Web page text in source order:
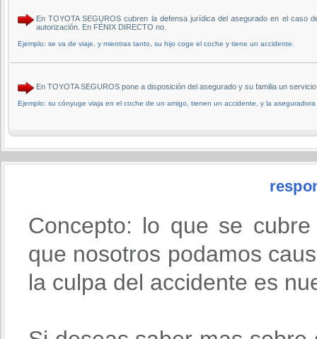
En TOYOTA SEGUROS cubren la defensa jurídica del asegurado en el
autorización. En FÉNIX DIRECTO no.
Ejemplo: se va de viaje, y mientras tanto, su hijo coge el coche y tiene un accidente.
En TOYOTA SEGUROS pone a disposición del asegurado y su familia un
Ejemplo: su cónyuge viaja en el coche de un amigo, tienen un accidente, y la
Concepto: lo que se
que nosotros podamos
la culpa del accidente es